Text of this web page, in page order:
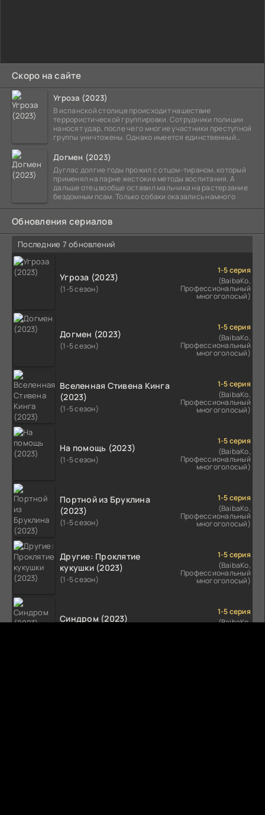
Скоро на сайте
Угроза (2023)
В испанской столице происходит нашествие
террористической группировки. Сотрудники полиции
наносят удар, после чего многие участники преступной
группы уничтожены. Однако имеется единственный
Догмен (2023)
Дуглас долгие годы прожил с отцом-тираном, который
применял на парне жестокие методы воспитания. А
дальше отец вообще оставил мальчика на растерзание
бездомным псам. Только собаки оказались намного
Обновления сериалов
Последние 7 обновлений
Угроза (2023)
(1-5 сезон)
1-5 серия
(BaibaKo,
Профессиональный
многоголосый)
Догмен (2023)
(1-5 сезон)
1-5 серия
(BaibaKo,
Профессиональный
многоголосый)
Вселенная Стивена Кинга
(2023)
(1-5 сезон)
1-5 серия
(BaibaKo,
Профессиональный
многоголосый)
На помощь (2023)
(1-5 сезон)
1-5 серия
(BaibaKo,
Профессиональный
многоголосый)
Портной из Бруклина
(2023)
(1-5 сезон)
1-5 серия
(BaibaKo,
Профессиональный
многоголосый)
Другие: Проклятие
кукушки (2023)
(1-5 сезон)
1-5 серия
(BaibaKo,
Профессиональный
многоголосый)
Синдром (2023)
1-5 серия
(BaibaKo,